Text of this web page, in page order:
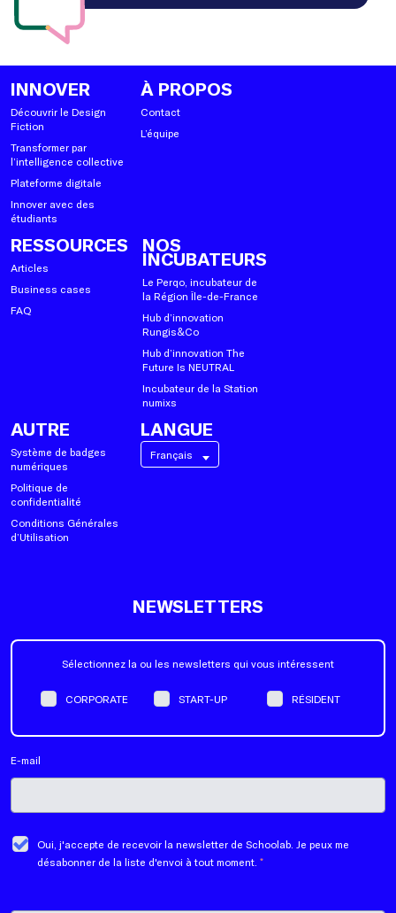
INNOVER
Découvrir le Design
Fiction
Transformer par
l’intelligence collective
Plateforme digitale
Innover avec des
étudiants
À PROPOS
Contact
L’équipe
RESSOURCES
Articles
Business cases
FAQ
NOS
INCUBATEURS
Le Perqo, incubateur de
la Région Île-de-France
Hub d’innovation
Rungis&Co
Hub d’innovation The
Future Is NEUTRAL
Incubateur de la Station
numixs
AUTRE
Système de badges
numériques
Politique de
confidentialité
Conditions Générales
d’Utilisation
LANGUE
Français
NEWSLETTERS
Sélectionnez la ou les newsletters qui vous intéressent
CORPORATE START-UP RÉSIDENT
E-mail
Oui, j'accepte de recevoir la newsletter de Schoolab. Je peux me
désabonner de la liste d'envoi à tout moment. *